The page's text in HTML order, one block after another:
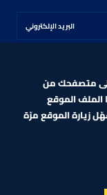
متصفحك من
الملف الموقع
زيارة الموقع مرّة